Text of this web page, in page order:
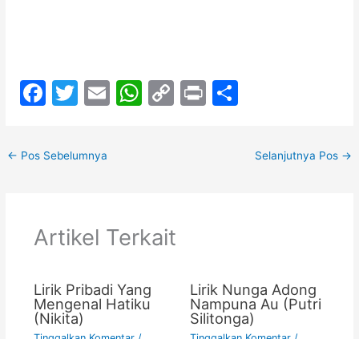
F
c
e
o
T
er
E
W
p
p
C
k
Pr
ar
← Pos Sebelumnya Selanjutnya Pos →
Artikel Terkait
Lirik Pribadi Yang
Mengenal Hatiku
(Nikita)
Lirik Nunga Adong
Nampuna Au (Putri
Silitonga)